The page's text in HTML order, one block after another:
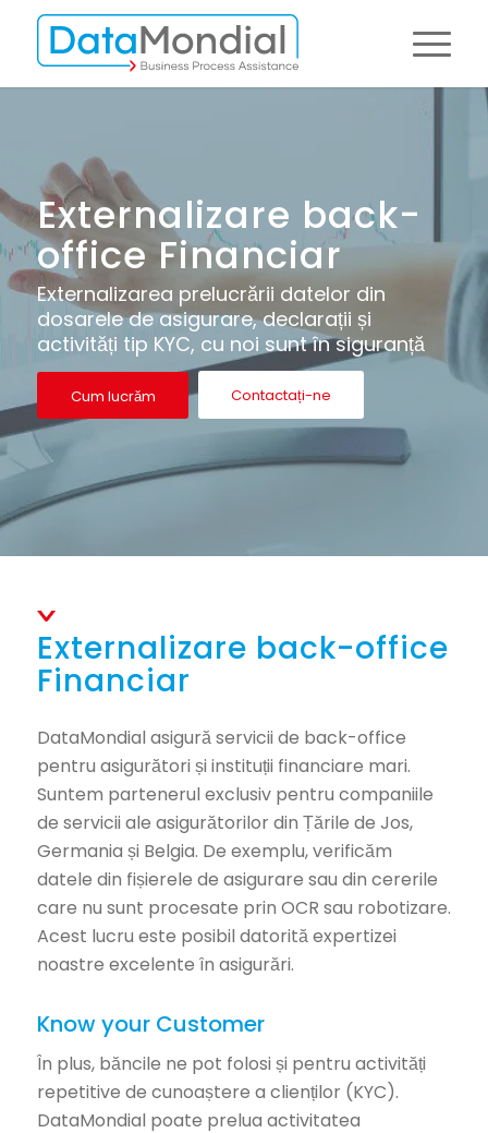
Externalizare back-
office Financiar
Externalizarea prelucrării datelor din
dosarele de asigurare, declarații și
activități tip KYC, cu noi sunt în siguranță
Cum lucrăm Contactați-ne
Externalizare back-office
Financiar
DataMondial asigură servicii de back-office
pentru asigurători și instituții financiare mari.
Suntem partenerul exclusiv pentru companiile
de servicii ale asigurătorilor din Țările de Jos,
Germania și Belgia. De exemplu, verificăm
datele din fișierele de asigurare sau din cererile
care nu sunt procesate prin OCR sau robotizare.
Acest lucru este posibil datorită expertizei
noastre excelente în asigurări.
Know your Customer
În plus, băncile ne pot folosi și pentru activități
repetitive de cunoaștere a clienților (KYC).
DataMondial poate prelua activitatea